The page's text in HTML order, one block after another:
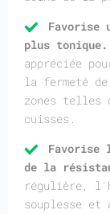
Favorise
plus tonique.
appréciée
la fermeté
zones telles
cuisses.
de la
régulière,
souplesse